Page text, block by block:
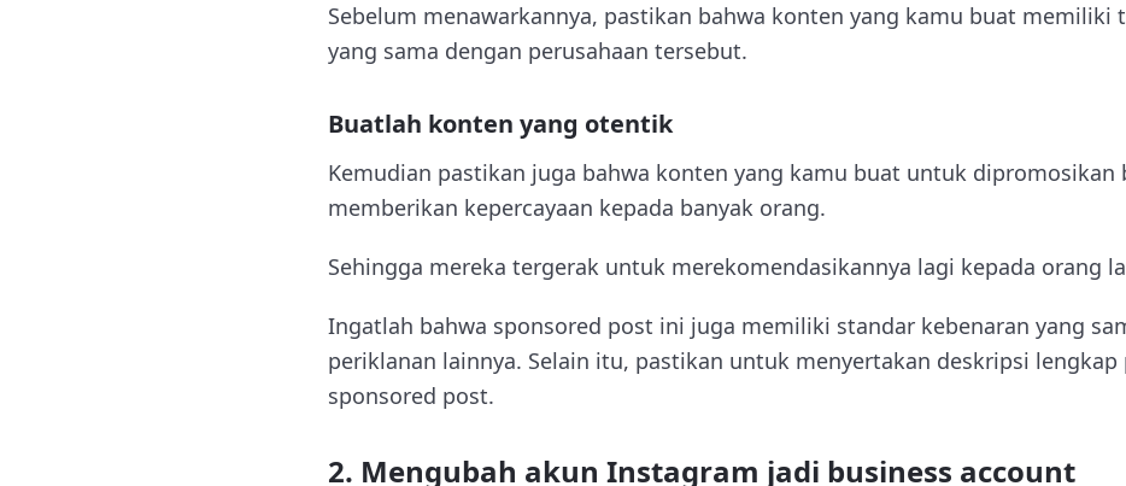
Sebelum menawarkannya, pastikan bahwa konten yang kamu buat memiliki
yang sama dengan perusahaan tersebut.
Buatlah konten yang otentik
Kemudian pastikan juga bahwa konten yang kamu buat untuk dipromosikan
memberikan kepercayaan kepada banyak orang.
Sehingga mereka tergerak untuk merekomendasikannya lagi kepada orang
Ingatlah bahwa sponsored post ini juga memiliki standar kebenaran yang
periklanan lainnya. Selain itu, pastikan untuk menyertakan deskripsi lengkap
sponsored post.
2. Mengubah akun Instagram jadi business account